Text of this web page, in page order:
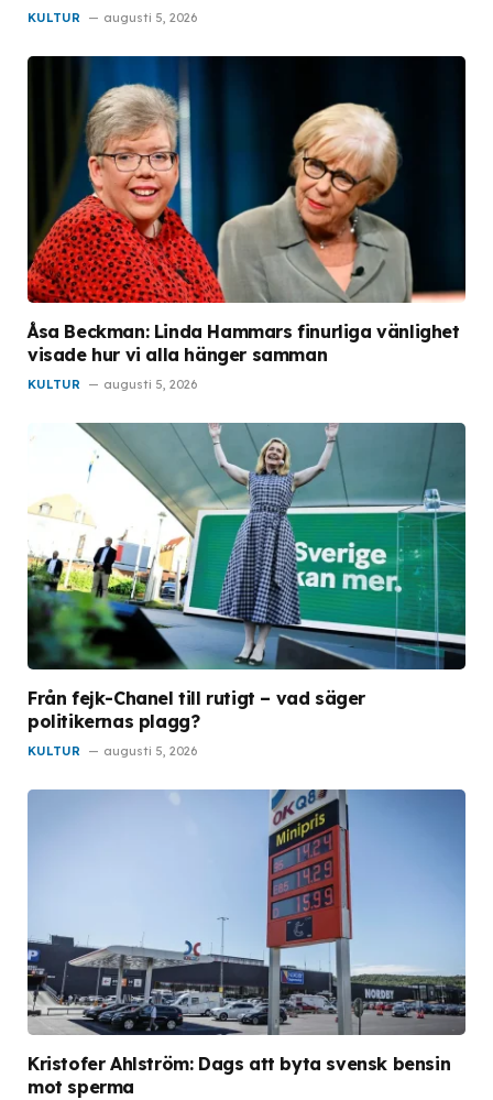
KULTUR augusti 5, 2026
Åsa Beckman: Linda Hammars finurliga vänlighet
visade hur vi alla hänger samman
KULTUR augusti 5, 2026
Från fejk-Chanel till rutigt – vad säger
politikernas plagg?
KULTUR augusti 5, 2026
Kristofer Ahlström: Dags att byta svensk bensin
mot sperma